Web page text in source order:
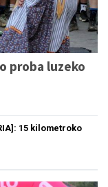
proba luzeko
15 kilometroko